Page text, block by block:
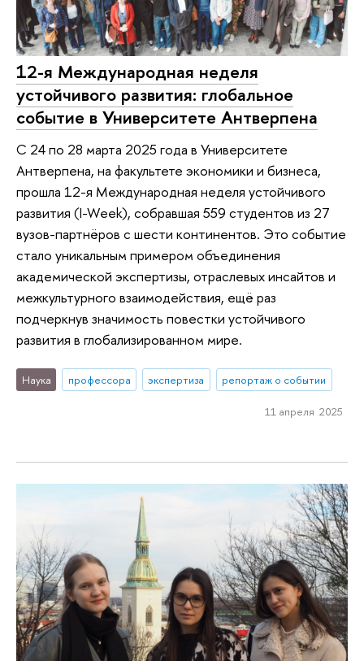
12-я Международная неделя
устойчивого развития: глобальное
событие в Университете Антверпена
С 24 по 28 марта 2025 года в Университете
Антверпена, на факультете экономики и бизнеса,
прошла 12-я Международная неделя устойчивого
развития (I-Week), собравшая 559 студентов из 27
вузов-партнёров с шести континентов. Это событие
стало уникальным примером объединения
академической экспертизы, отраслевых инсайтов и
межкультурного взаимодействия, ещё раз
подчеркнув значимость повестки устойчивого
развития в глобализированном мире.
Наука профессора экспертиза репортаж о событии
11 апреля 2025